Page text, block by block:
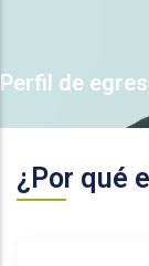
Perfil de
¿Por qué